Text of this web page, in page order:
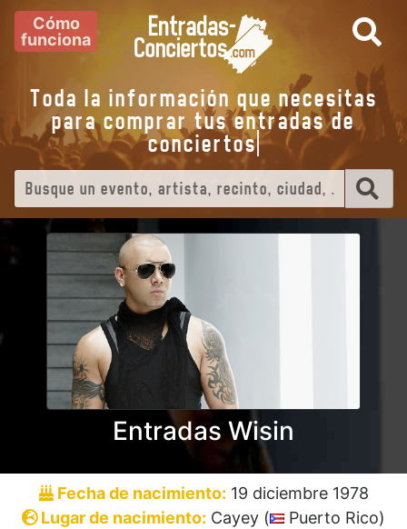
Cómo
funciona
Toda la información que necesitas
para comprar tus entradas de
concier
Entradas Wisin
Fecha de nacimiento: 19 diciembre 1978
Lugar de nacimiento: Cayey ( Puerto Rico)